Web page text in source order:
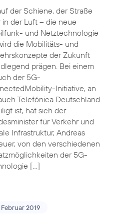
der Schiene, der Straße
in der Luft – die neue
und Netztechnologie
die Mobilitäts- und
der Zukunft
prägen. Bei einem
der 5G-
Initiative, an
Telefónica Deutschland
ist, hat sich der
für Verkehr und
Infrastruktur, Andreas
von den verschiedenen
der 5G-
[…]
Februar 2019